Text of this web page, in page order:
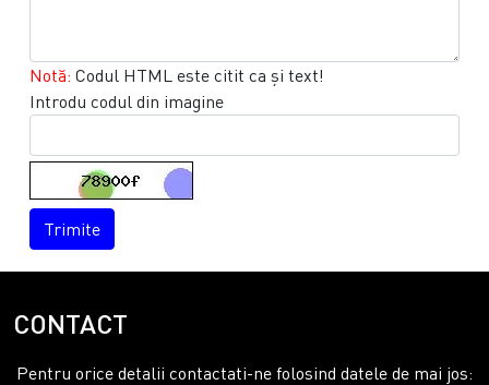
Notă: Codul HTML este citit ca şi text!
Introdu codul din imagine
Trimite
CONTACT
Pentru orice detalii contactati-ne folosind datele de mai jos: